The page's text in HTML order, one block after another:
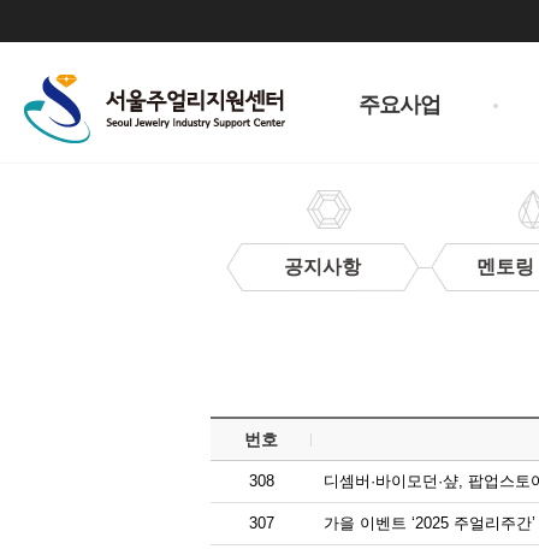
주요사업
공지사항 멘토링
번호
308 디셈버·바이모던·샾, 팝업스토
307 가을 이벤트 ‘2025 주얼리주간’